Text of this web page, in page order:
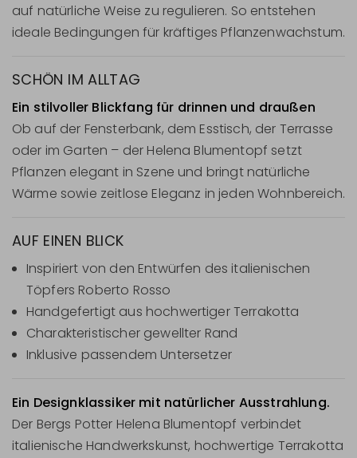
auf natürliche Weise zu regulieren. So entstehen
ideale Bedingungen für kräftiges Pflanzenwachstum.
SCHÖN IM ALLTAG
Ein stilvoller Blickfang für drinnen und draußen
Ob auf der Fensterbank, dem Esstisch, der Terrasse
oder im Garten – der Helena Blumentopf setzt
Pflanzen elegant in Szene und bringt natürliche
Wärme sowie zeitlose Eleganz in jeden Wohnbereich.
AUF EINEN BLICK
Inspiriert von den Entwürfen des italienischen
Töpfers Roberto Rosso
Handgefertigt aus hochwertiger Terrakotta
Charakteristischer gewellter Rand
Inklusive passendem Untersetzer
Ein Designklassiker mit natürlicher Ausstrahlung.
Der Bergs Potter Helena Blumentopf verbindet
italienische Handwerkskunst, hochwertige Terrakotta